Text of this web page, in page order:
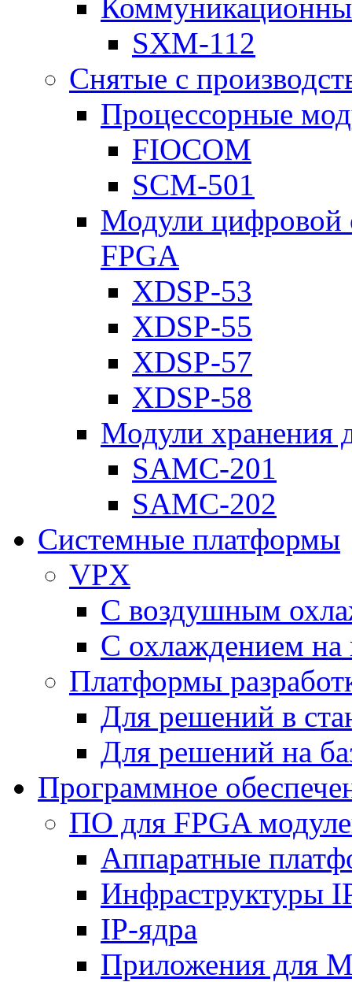
SXM-112
Снятые с
Процессорные
FIOCOM
SCM-501
Модули цифровой
FPGA
XDSP-53
XDSP-55
XDSP-57
XDSP-58
Модули хранения
SAMC-201
SAMC-202
Системные платформы
VPX
С воздушным
С охлаждением на
Платформы
Для решений в
Для решений на
Программное
ПО для FPGA
Аппаратные
Инфраструктуры
IP-ядра
Приложения для